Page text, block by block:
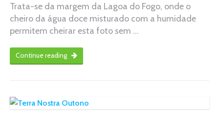
Trata-se da margem da Lagoa do Fogo, onde o
cheiro da água doce misturado com a humidade
permitem cheirar esta foto sem …
Continue reading